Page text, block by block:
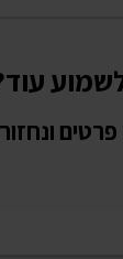
לשמוע